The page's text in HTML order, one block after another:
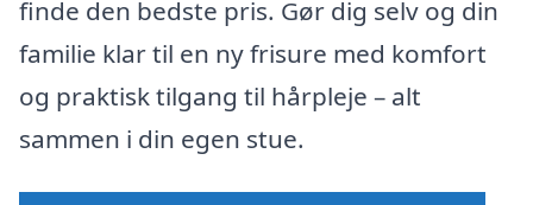
finde den bedste pris. Gør dig selv og din
familie klar til en ny frisure med komfort
og praktisk tilgang til hårpleje – alt
sammen i din egen stue.